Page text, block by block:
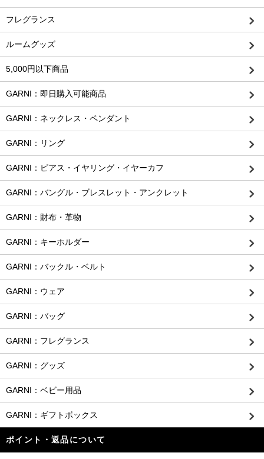
フレグランス
ルームグッズ
5,000円以下商品
GARNI：即日購入可能商品
GARNI：ネックレス・ペンダント
GARNI：リング
GARNI：ピアス・イヤリング・イヤーカフ
GARNI：バングル・ブレスレット・アンクレット
GARNI：財布・革物
GARNI：キーホルダー
GARNI：バックル・ベルト
GARNI：ウェア
GARNI：バッグ
GARNI：フレグランス
GARNI：グッズ
GARNI：ベビー用品
GARNI：ギフトボックス
ポイント・返品について